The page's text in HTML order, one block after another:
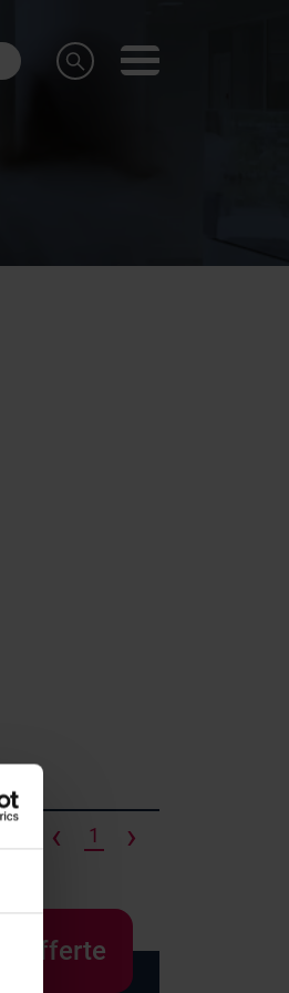
‹ 1 ›
Offerte